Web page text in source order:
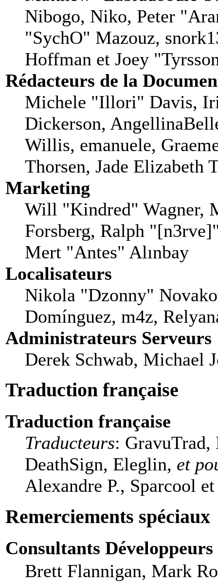
Nibogo, Niko, Peter
"SychO" Mazouz,
Hoffman et Joey
Rédacteurs de la
Michele "Illori" Davis,
Dickerson,
Willis, emanuele,
Thorsen, Jade Elizabeth
Marketing
Will "Kindred" Wagner,
Forsberg, Ralph
Mert "Antes" Alınbay
Localisateurs
Nikola "Dzonny"
Domínguez, m4z,
Administrateurs Serveurs
Derek Schwab, Michael
Traduction française
Traduction française
Traducteurs: GravuTrad,
DeathSign, Eleglin, et
Alexandre P., Sparcool
Remerciements spéciaux
Consultants Développeurs
Brett Flannigan, Mark